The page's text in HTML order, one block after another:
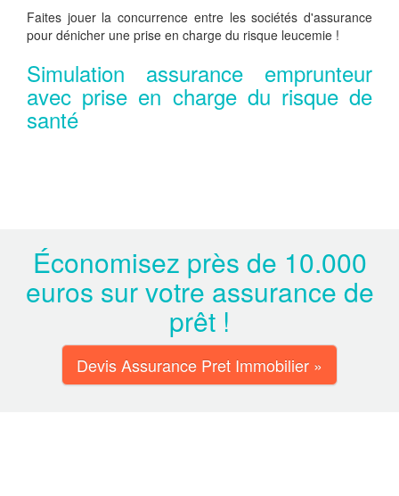
Faites jouer la concurrence entre les sociétés d'assurance
pour dénicher une prise en charge du risque leucemie !
Simulation assurance emprunteur
avec prise en charge du risque de
santé
Économisez près de 10.000
euros sur votre assurance de
prêt !
Devis Assurance Pret Immobilier »